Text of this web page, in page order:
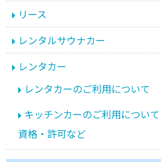
リース
レンタルサウナカー
レンタカー
レンタカーのご利用について
キッチンカーのご利用につい
資格・許可など